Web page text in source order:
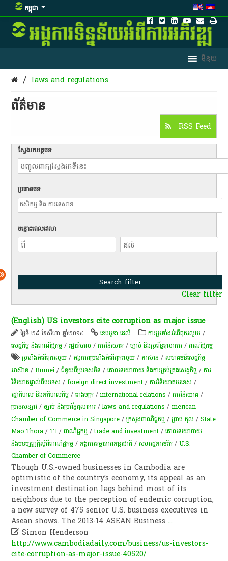
កម្ពុជា
/ laws and regulations
ព័ត៌មាន​
RSS Feed
ស្វែងរកអត្ថបទ
ប្រធានបទ
ចន្លោះពេលវេលា
Clear filter
(English) US investors cite corruption as major issue
ថ្ងៃទី ២៩ ខែសីហា ឆ្នាំ២០១៤ ខេមបូឌា ដេលី ការប្រឆាំងអំពើពុករលួយ /
សេដ្ឋកិច្ច និងពាណិជ្ជកម្ម /រដ្ឋាភិបាល /ការវិនិយោគ /ច្បាប់ និងប្រព័ន្ធតុលាការ /ពាណិជ្ជកម្ម
ប្រឆាំងអំពើពុករលួយ /អង្គភាពប្រឆាំងអំពើពុករលួយ /អាស៊ាន /សហគមន៍​សេដ្ឋកិច្ច​
អាស៊ាន /Brunei /ជំនួយពីប្រទេសចិន /គោលនយោបាយ និងការគ្រប់គ្រងសេដ្ឋកិច្ច /ការ
វិនិយោគផ្ទាល់ពីបរទេស /foreign direct investment /ការវិនិយោគបរទេស /
រដ្ឋាភិបាល និងអភិបាលកិច្ច /​រោងចក្រ /international relations /ការវិនិយោគ /
ប្រទេសឡាវ /ច្បាប់ និងប្រព័ន្ធតុលាការ /laws and regulations /merican
Chamber of Commerce in Singapore /ក្រសួងពាណិជ្ជកម្ម /ព្រាប កុល /State
Mao Thora /T.I /ពាណិជ្ជកម្ម /trade and investment /គោលនយោបាយ
និងបទប្បញ្ញត្តិស្តីពីពាណិជ្ជកម្ម /អង្គការ​តម្លាភាព​អន្តរ​ជាតិ​ /សហរដ្ឋអាមេរិក /U.S.
Chamber of Commerce
Though U.S.-owned businesses in Cambodia are
optimistic of the country’s economy, its appeal as an
investment destination lags behind most of its
neighbors due to the perception of endemic corruption,
a new survey of 475 senior U.S. business executives in
Asean shows. The 2013-14 ASEAN Business...
 Simon Henderson
http://www.cambodiadaily.com/business/us-investors-
cite-corruption-as-major-issue-40520/